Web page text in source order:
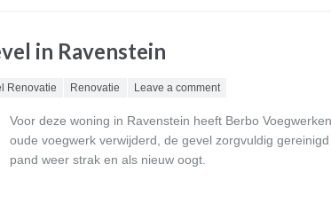
in Ravenstein
Renovatie Renovatie Leave a comment
Voor deze woning in Ravenstein heeft Berbo
oude voegwerk verwijderd, de gevel zorgvuldig
pand weer strak en als nieuw oogt.